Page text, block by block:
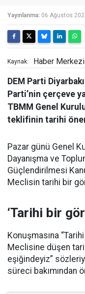
Yayınlanma: 06 Ağustos
Kaynak: Haber Merkezi
DEM Parti
Parti’nin çerçeve
TBMM Genel
teklifinin tarihi
Pazar günü Genel
Dayanışma ve
Güçlendirilmesi
Meclisin tarihi bir
‘Tarihi bir
Konuşmasına
Meclisine düşen
eşiğindeyiz”
süreci bakımından